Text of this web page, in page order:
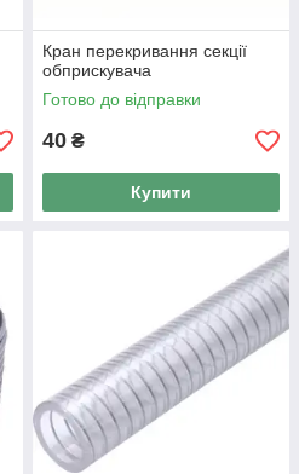
Кран перекривання секції
обприскувача
Готово до відправки
40 ₴
Купити